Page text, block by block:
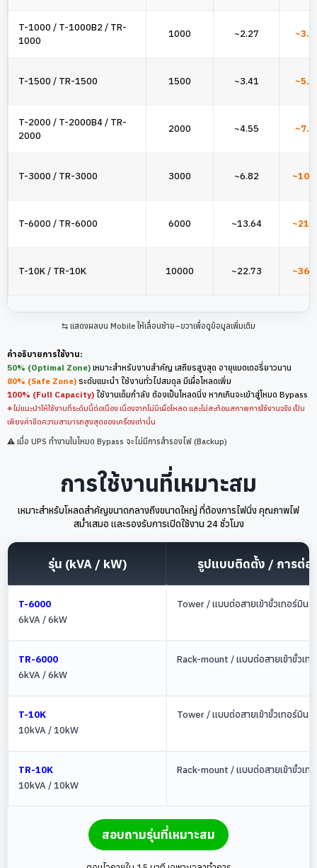
T-1000 / T-1000B2 / TR-
1000
1000 ~2.27
T-1500 / TR-1500 1500 ~3.41
T-2000 / T-2000B4 / TR-
2000
2000 ~4.55
T-3000 / TR-3000 3000 ~6.82
T-6000 / TR-6000 6000 ~13.64
T-10K / TR-10K 10000 ~22.73
⇆ แสดงผลบน Mobile ให้เลื่อนซ้าย–ขวาเพื่อดูข้อมูลเพิ่มเติม
คำอธิบายการใช้งาน:
50% (Optimal Zone) เหมาะสำหรับงานสำคัญ เสถียรสูงสุด อายุแบตเตอรี่ยาวนาน
80% (Safe Zone) ระดับแนะนำ ใช้งานทั่วไปสมดุล มีเผื่อโหลดเพิ่ม
100% (Full Capacity) ใช้งานเต็มกำลัง ต้องเป็นโหลดนิ่ง หากเกินจะเข้าสู่โหมด Bypass
※ ไม่แนะนำให้ใช้งานที่ระดับนี้ต่อเนื่อง เนื่องจากไม่มีเผื่อโหลด และไม่สะท้อนสภาพการใช้งานจริง เป็น
เพียงค่าขีดความสามารถสูงสุดของเครื่องเท่านั้น
⚠️ เมื่อ UPS ทำงานในโหมด Bypass จะไม่มีการสำรองไฟ (Backup)
การใช้งานที่เหมาะสม
เหมาะสำหรับโหลดสำคัญขนาดกลางถึงขนาดใหญ่ ที่ต้องการไฟนิ่ง คุณภาพไฟ
สม่ำเสมอ และรองรับการเปิดใช้งาน 24 ชั่วโมง
รุ่น (kVA / kW) รูปแบบติดตั้ง / การต่อ
T-6000
6kVA / 6kW
Tower / แบบต่อสายเข้าขั้วเทอร์มินอ
TR-6000
6kVA / 6kW
Rack-mount / แบบต่อสายเข้าขั้วเท
T-10K
10kVA / 10kW
Tower / แบบต่อสายเข้าขั้วเทอร์มินอ
TR-10K
10kVA / 10kW
Rack-mount / แบบต่อสายเข้าขั้วเท
สอบถามรุ่นที่เหมาะสม